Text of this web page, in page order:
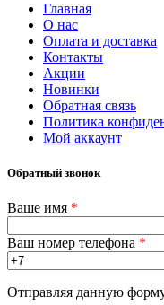
Главная
О нас
Оплата и доставка
Контакты
Акции
Новинки
Обратная связь
Политика
Мой аккаунт
Обратный звонок
Ваше имя *
Ваш номер телефона *
Отправляя данную